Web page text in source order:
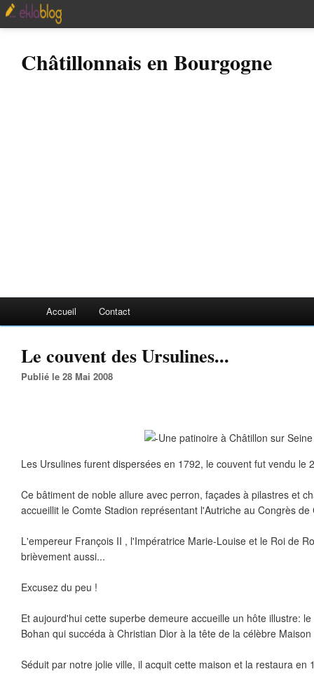
Châtillonnais en Bourgogne
Accueil Contact
Le couvent des Ursulines...
Publié le 28 Mai 2008
Les Ursulines furent dispersées en 1792, le couvent fut vendu le
Ce bâtiment de noble allure avec perron, façades à pilastres et
accueillit le Comte Stadion représentant l'Autriche au Congrès de
L'empereur François II , l'Impératrice Marie-Louise et le Roi de
brièvement aussi...
Excusez du peu !
Et aujourd'hui cette superbe demeure accueille un hôte illustre:
Bohan qui succéda à Christian Dior à la tête de la célèbre
Séduit par notre jolie ville, il acquit cette maison et la restaura en